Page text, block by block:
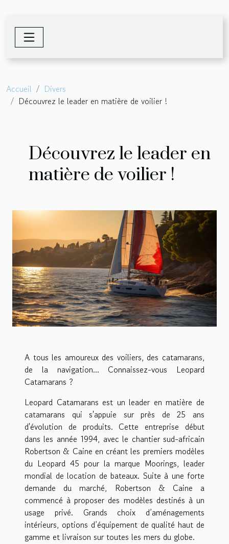
Accueil
Divers
Découvrez le leader en matière de voilier !
Découvrez le leader en
matière de voilier !
A tous les amoureux des voiliers, des catamarans,
de la navigation... Connaissez-vous Leopard
Catamarans ?
Leopard Catamarans est un leader en matière de
catamarans qui s'appuie sur près de 25 ans
d'évolution de produits. Cette entreprise début
dans les année 1994, avec le chantier sud-africain
Robertson & Caine en créant les premiers modèles
du Leopard 45 pour la marque Moorings, leader
mondial de location de bateaux. Suite à une forte
demande du marché, Robertson & Caine a
commencé à proposer des modèles destinés à un
usage privé. Grands choix d’aménagements
intérieurs, options d’équipement de qualité haut de
gamme et livraison sur toutes les mers du globe.